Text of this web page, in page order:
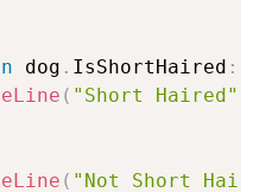
dog . IsShortHaired :
( "Short Haired"
( "Not Short